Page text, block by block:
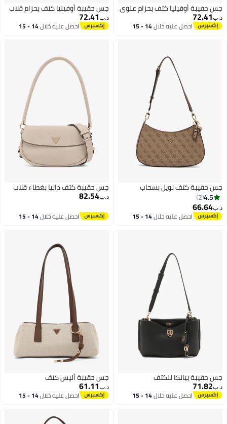
جس حقيبة أوفيليا كتف بحزام علوي
د.ب‏72.41
احصل عليه خلال 14 - 15
جس حقيبة أوفيليا كتف بحزام قلاب
د.ب‏72.41
احصل عليه خلال 14 - 15
جس حقيبة كتف نويل بسحاب
4.5
2
د.ب‏66.64
احصل عليه خلال 14 - 15
جس حقيبة كتف دانيا بغطاء قلاب
د.ب‏82.54
احصل عليه خلال 14 - 15
جس حقيبة بيانكا للكتف
د.ب‏71.82
احصل عليه خلال 14 - 15
جس حقيبة أليس كتف
د.ب‏61.11
احصل عليه خلال 14 - 15